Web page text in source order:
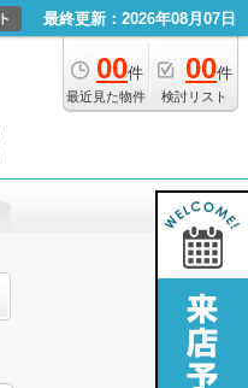
最終更新：2026年08月07日
00件
最近見た物件
00件
検討リスト